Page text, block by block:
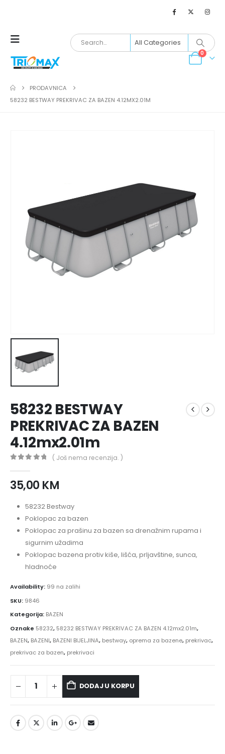
0
PRODAVNICA
58232 BESTWAY PREKRIVAC ZA BAZEN 4.12MX2.01M
58232 BESTWAY
PREKRIVAC ZA BAZEN
4.12mx2.01m
( Još nema recenzija. )
35,00 KM
58232 Bestway
Poklopac za bazen
Poklopac za prašinu za bazen sa drenažnim rupama i
sigurnim užadima
Poklopac bazena protiv kiše, lišća, prljavštine, sunca,
hladnoće
Availability: 99 na zalihi
SKU: 9846
Kategorija: BAZEN
Oznake 58232, 58232 BESTWAY PREKRIVAC ZA BAZEN 4.12mx2.01m,
BAZEN, BAZENI, BAZENI BIJELJINA, bestway, oprema za bazene, prekrivac,
prekrivac za bazen, prekrivaci
DODAJ U KORPU